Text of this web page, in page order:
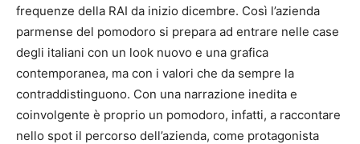
frequenze della RAI da inizio dicembre. Così l’azienda
parmense del pomodoro si prepara ad entrare nelle case
degli italiani con un look nuovo e una grafica
contemporanea, ma con i valori che da sempre la
contraddistinguono. Con una narrazione inedita e
coinvolgente è proprio un pomodoro, infatti, a raccontare
nello spot il percorso dell’azienda, come protagonista